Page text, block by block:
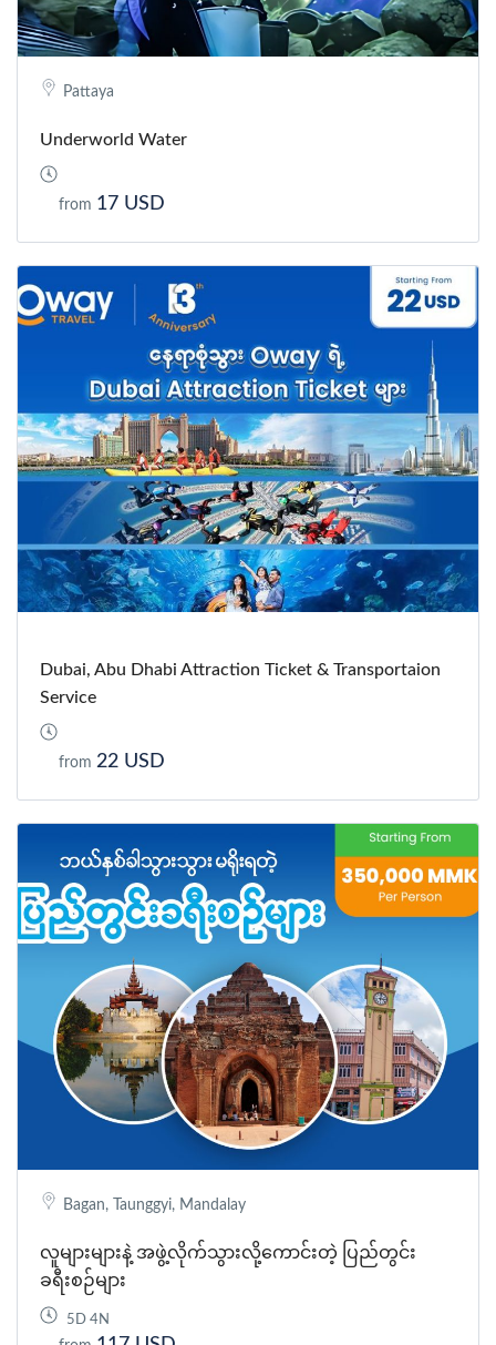
Pattaya
Underworld Water
from 17 USD
Dubai, Abu Dhabi Attraction Ticket & Transportaion
Service
from 22 USD
Bagan, Taunggyi, Mandalay
လူများများနဲ့ အဖွဲ့လိုက်သွားလို့ကောင်းတဲ့ ပြည်တွင်း
ခရီးစဉ်များ
5D 4N